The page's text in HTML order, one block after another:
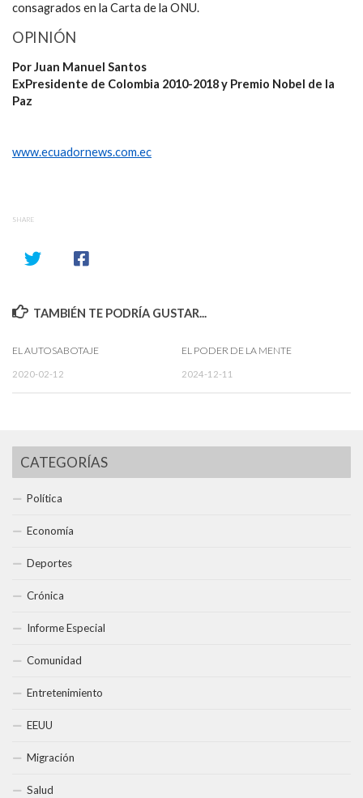
consagrados en la Carta de la ONU.
OPINIÓN
Por Juan Manuel Santos
ExPresidente de Colombia 2010-2018 y Premio Nobel de la
Paz
www.ecuadornews.com.ec
SHARE
TAMBIÉN TE PODRÍA GUSTAR...
EL AUTOSABOTAJE
2020-02-12
EL PODER DE LA MENTE
2024-12-11
CATEGORÍAS
Política
Economía
Deportes
Crónica
Informe Especial
Comunidad
Entretenimiento
EEUU
Migración
Salud